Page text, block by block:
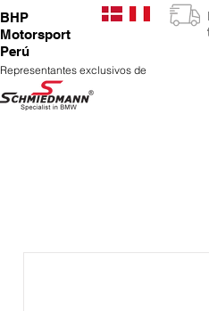
BHP
Motorsport
Perú
Representantes exclusivos de